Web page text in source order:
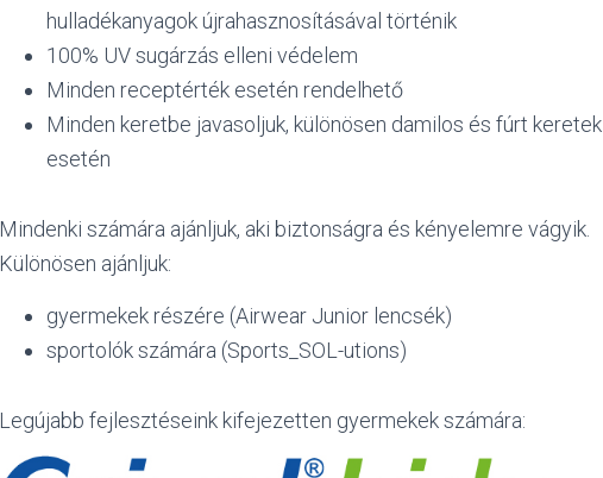
hulladékanyagok újrahasznosításával történik
100% UV sugárzás elleni védelem
Minden receptérték esetén rendelhető
Minden keretbe javasoljuk, különösen damilos és fúrt keretek
esetén
Mindenki számára ajánljuk, aki biztonságra és kényelemre vágyik.
Különösen ajánljuk:
gyermekek részére (Airwear Junior lencsék)
sportolók számára (Sports_SOL-utions)
Legújabb fejlesztéseink kifejezetten gyermekek számára: